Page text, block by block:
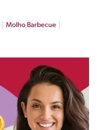
Molho Barbecue